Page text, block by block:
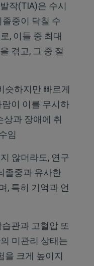
작(TIA)은 수시
중이 닥칠 수
, 이들 중 최대
겪고, 그 중 절
슷하지만 빠르게
이 이를 무시하
상과 장애에 취
임
않더라도, 연구
졸중과 유사한
, 특히 기억과 언
관과 고혈압 또
미관리 상태는
을 크게 높이지